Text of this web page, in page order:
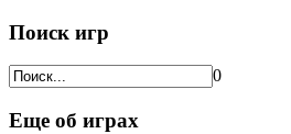
Поиск игр
0
Еще об играх